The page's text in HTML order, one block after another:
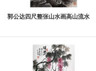
郭公达四尺整张山水画高山流水